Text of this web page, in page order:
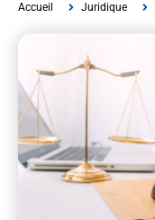
Accueil Juridique